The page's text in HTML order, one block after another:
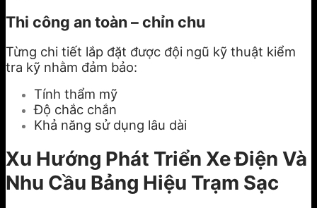
Thi công an toàn – chỉn chu
Từng chi tiết lắp đặt được đội ngũ kỹ thuật kiểm
tra kỹ nhằm đảm bảo:
Tính thẩm mỹ
Độ chắc chắn
Khả năng sử dụng lâu dài
Xu Hướng Phát Triển Xe Điện Và
Nhu Cầu Bảng Hiệu Trạm Sạc